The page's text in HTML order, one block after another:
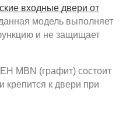
входные двери от
модель выполняет
и не защищает
MBN (графит) состоит
крепится к двери при